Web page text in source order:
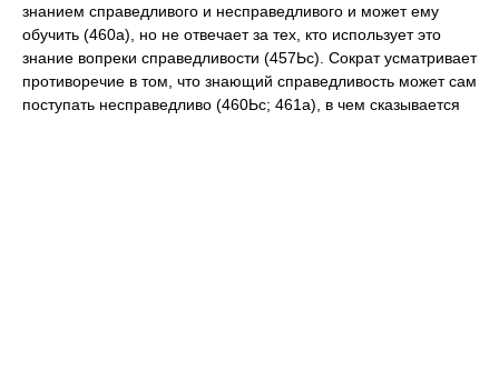
знанием справедливого и несправедливого и может ему
обучить (460а), но не отвечает за тех, кто использует это
знание вопреки справедливости (457Ьс). Сократ усматривает
противоречие в том, что знающий справедливость может сам
поступать несправедливо (460Ьс; 461а), в чем сказывается